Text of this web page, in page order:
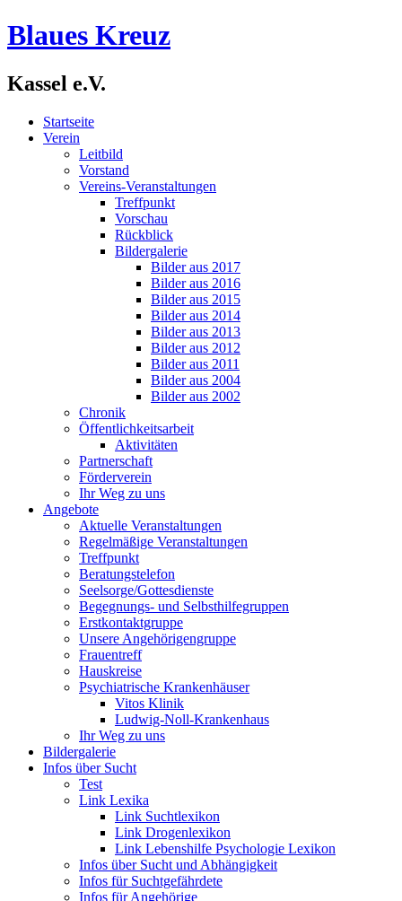
Blaues Kreuz
Kassel e.V.
Startseite
Verein
Leitbild
Vorstand
Vereins-Veranstaltungen
Treffpunkt
Vorschau
Rückblick
Bildergalerie
Bilder aus 2017
Bilder aus 2016
Bilder aus 2015
Bilder aus 2014
Bilder aus 2013
Bilder aus 2012
Bilder aus 2011
Bilder aus 2004
Bilder aus 2002
Chronik
Öffentlichkeitsarbeit
Aktivitäten
Partnerschaft
Förderverein
Ihr Weg zu uns
Angebote
Aktuelle Veranstaltungen
Regelmäßige Veranstaltungen
Treffpunkt
Beratungstelefon
Seelsorge/Gottesdienste
Begegnungs- und Selbsthilfegruppen
Erstkontaktgruppe
Unsere Angehörigengruppe
Frauentreff
Hauskreise
Psychiatrische Krankenhäuser
Vitos Klinik
Ludwig-Noll-Krankenhaus
Ihr Weg zu uns
Bildergalerie
Infos über Sucht
Test
Link Lexika
Link Suchtlexikon
Link Drogenlexikon
Link Lebenshilfe Psychologie Lexikon
Infos über Sucht und Abhängigkeit
Infos für Suchtgefährdete
Infos für Angehörige